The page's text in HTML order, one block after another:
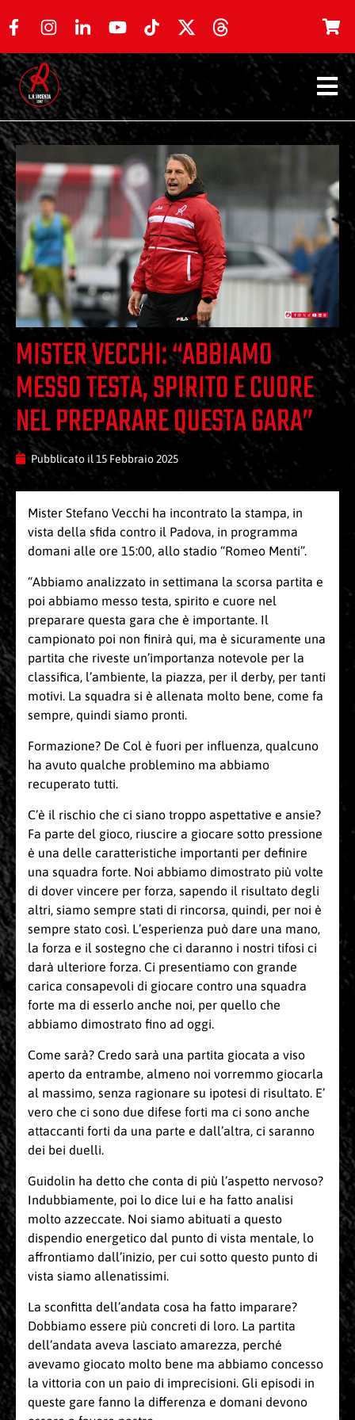
MISTER VECCHI: “ABBIAMO
MESSO TESTA, SPIRITO E CUORE
NEL PREPARARE QUESTA GARA”
Pubblicato il 15 Febbraio 2025
Mister Stefano Vecchi ha incontrato la stampa, in
vista della sfida contro il Padova, in programma
domani alle ore 15:00, allo stadio “Romeo Menti”.
“Abbiamo analizzato in settimana la scorsa partita e
poi abbiamo messo testa, spirito e cuore nel
preparare questa gara che è importante. Il
campionato poi non finirà qui, ma è sicuramente una
partita che riveste un’importanza notevole per la
classifica, l’ambiente, la piazza, per il derby, per tanti
motivi. La squadra si è allenata molto bene, come fa
sempre, quindi siamo pronti.
Formazione? De Col è fuori per influenza, qualcuno
ha avuto qualche problemino ma abbiamo
recuperato tutti.
C’è il rischio che ci siano troppo aspettative e ansie?
Fa parte del gioco, riuscire a giocare sotto pressione
è una delle caratteristiche importanti per definire
una squadra forte. Noi abbiamo dimostrato più volte
di dover vincere per forza, sapendo il risultato degli
altri, siamo sempre stati di rincorsa, quindi, per noi è
sempre stato così. L’esperienza può dare una mano,
la forza e il sostegno che ci daranno i nostri tifosi ci
darà ulteriore forza. Ci presentiamo con grande
carica consapevoli di giocare contro una squadra
forte ma di esserlo anche noi, per quello che
abbiamo dimostrato fino ad oggi.
Come sarà? Credo sarà una partita giocata a viso
aperto da entrambe, almeno noi vorremmo giocarla
al massimo, senza ragionare su ipotesi di risultato. E’
vero che ci sono due difese forti ma ci sono anche
attaccanti forti da una parte e dall’altra, ci saranno
dei bei duelli.
Guidolin ha detto che conta di più l’aspetto nervoso?
Indubbiamente, poi lo dice lui e ha fatto analisi
molto azzeccate. Noi siamo abituati a questo
dispendio energetico dal punto di vista mentale, lo
affrontiamo dall’inizio, per cui sotto questo punto di
vista siamo allenatissimi.
La sconfitta dell’andata cosa ha fatto imparare?
Dobbiamo essere più concreti di loro. La partita
dell’andata aveva lasciato amarezza, perché
avevamo giocato molto bene ma abbiamo concesso
la vittoria con un paio di imprecisioni. Gli episodi in
queste gare fanno la differenza e domani devono